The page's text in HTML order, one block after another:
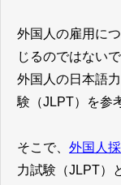
外食業界
業種別資料ダ
ード
外国人の雇用に
じるのではない
外国人の日本語
験（JLPT）を参
そこで、 外国人
力試験（JLPT）